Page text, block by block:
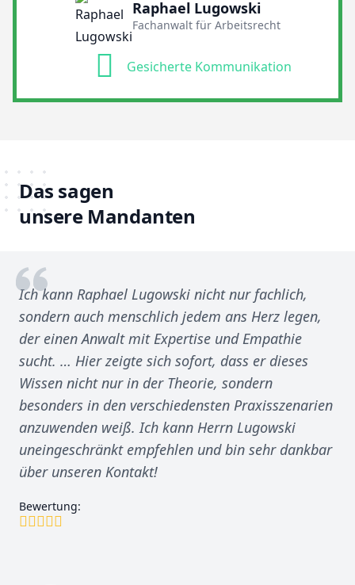
Raphael Lugowski
Fachanwalt für Arbeitsrecht
Gesicherte Kommunikation
Das sagen
unsere Mandanten
Ich kann Raphael Lugowski nicht nur fachlich,
sondern auch menschlich jedem ans Herz legen,
der einen Anwalt mit Expertise und Empathie
sucht. … Hier zeigte sich sofort, dass er dieses
Wissen nicht nur in der Theorie, sondern
besonders in den verschiedensten Praxisszenarien
anzuwenden weiß. Ich kann Herrn Lugowski
uneingeschränkt empfehlen und bin sehr dankbar
über unseren Kontakt!
Bewertung: